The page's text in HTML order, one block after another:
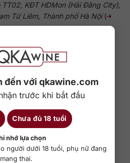
đến với qkawine.com
trước khi bắt đầu
Chưa đủ 18 tuổi
nhớ lựa chọn
người dưới 18 tuổi, phụ nữ đang
mang thai.
TT02, KĐT HDMon (Hải Đăng City),
Từ Liêm, Thành phố Hà Nội(
- QKAWine JSC
GP-UBND
hàng đầu Việt Nam